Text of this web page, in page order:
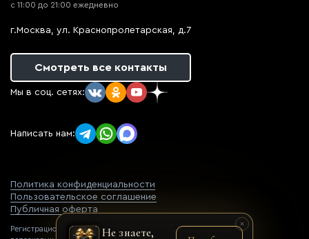
с 11:00 до 21:00 ежедневно
г.Москва, ул. Краснопролетарская, д.7
Смотреть все контакты
Мы в соц. сетях:
Написать нам:
Политика конфиденциальности
Пользовательское соглашение
Публичная оферта
Регистрационный номер оператора
Не знаете,